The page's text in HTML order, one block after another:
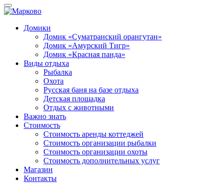
Домики
Домик «Суматранский орангутан»
Домик «Амурский Тигр»
Домик «Красная панда»
Виды отдыха
Рыбалка
Охота
Русская баня на базе отдыха
Детская площадка
Отдых с животными
Важно знать
Стоимость
Стоимость аренды коттеджей
Стоимость организации рыбалки
Стоимость организации охоты
Стоимость дополнительных услуг
Магазин
Контакты